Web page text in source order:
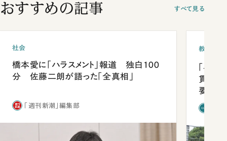
おすすめの記事 すべて見る
社会
橋本愛に「ハラスメント」報道 独白100
分 佐藤二朗が語った「全真相」
「週刊新潮」編集部
教育
「早
貫校へ
要だっ